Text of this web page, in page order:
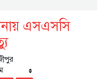
এসএসসি